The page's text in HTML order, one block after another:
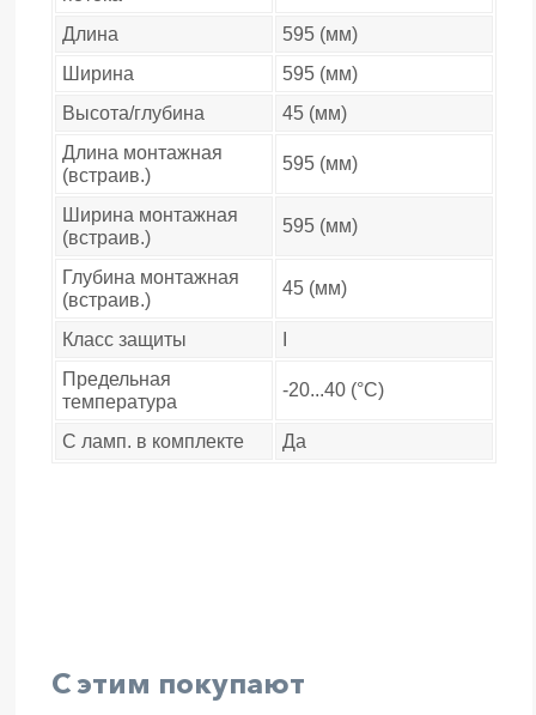
Длина
595 (мм)
Ширина
595 (мм)
Высота/глубина
45 (мм)
Длина монтажная
(встраив.)
595 (мм)
Ширина монтажная
(встраив.)
595 (мм)
Глубина монтажная
(встраив.)
45 (мм)
Класс защиты
Предельная
температура
-20...40 (°C)
С ламп. в комплекте Да
С этим покупают